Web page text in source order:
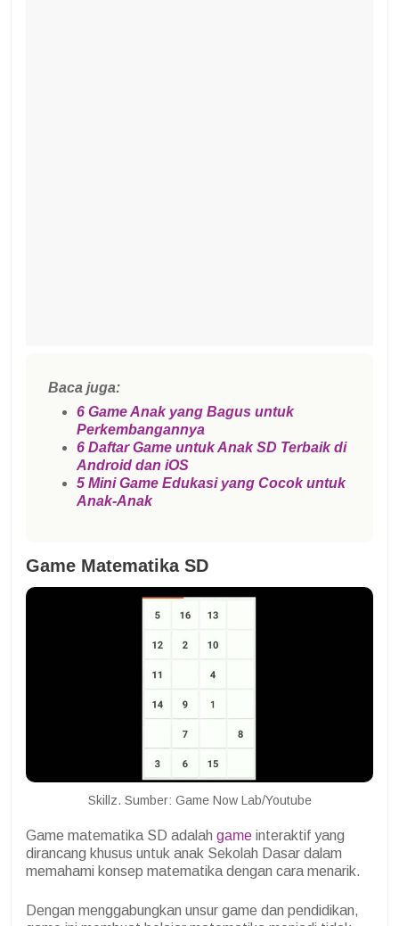
Baca juga:
6 Game Anak yang Bagus untuk
Perkembangannya
6 Daftar Game untuk Anak SD Terbaik di
Android dan iOS
5 Mini Game Edukasi yang Cocok untuk
Anak-Anak
Game Matematika SD
Skillz. Sumber: Game Now Lab/Youtube
Game matematika SD adalah game interaktif yang
dirancang khusus untuk anak Sekolah Dasar dalam
memahami konsep matematika dengan cara menarik.
Dengan menggabungkan unsur game dan pendidikan,